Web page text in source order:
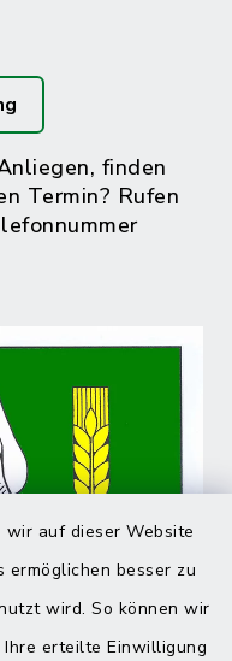
wir auf dieser Website
ermöglichen besser zu
wird. So können wir
erteilte Einwilligung
finden
Termin? Rufen